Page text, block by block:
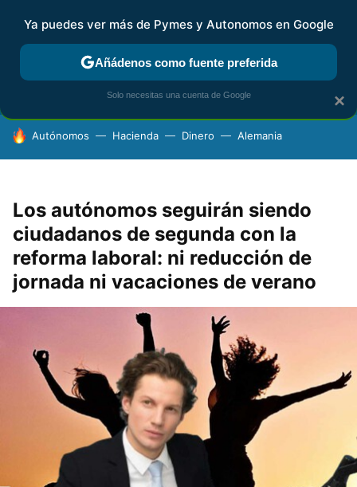
FISCALIDAD Y CONTABILIDAD KIT DIGITAL RENTA
HOY SE HABLA DE
Autónomos Hacienda Dinero Alemania
Los autónomos seguirán siendo
ciudadanos de segunda con la
reforma laboral: ni reducción de
jornada ni vacaciones de verano
×
Ya puedes ver más de Pymes y Autonomos en Google
Añádenos como fuente preferida
Solo necesitas una cuenta de Google